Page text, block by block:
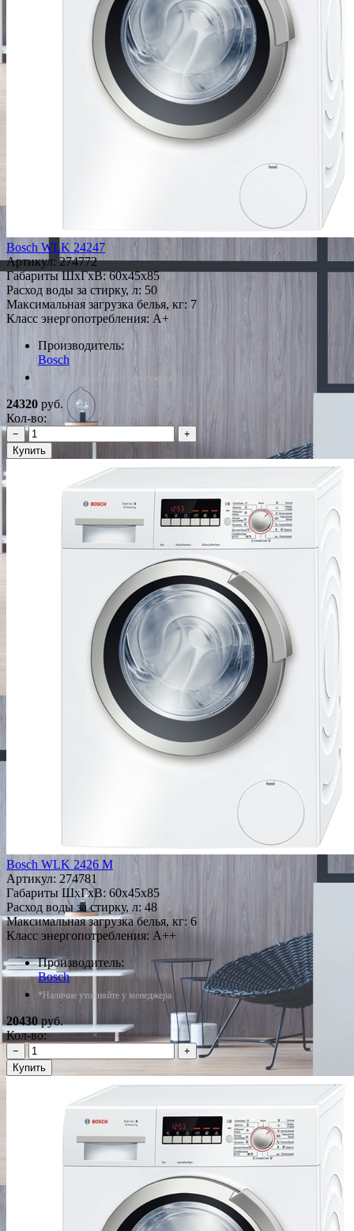
Bosch WLK 24247
Артикул: 274772
Габариты ШxГxВ: 60x45x85
Расход воды за стирку, л: 50
Максимальная загрузка белья, кг: 7
Класс энергопотребления: A+
Производитель:
Bosch
*Наличие уточняйте у менеджера
24320 руб.
Кол-во:
−
+
Купить
Bosch WLK 2426 M
Артикул: 274781
Габариты ШxГxВ: 60x45x85
Расход воды за стирку, л: 48
Максимальная загрузка белья, кг: 6
Класс энергопотребления: A++
Производитель:
Bosch
*Наличие уточняйте у менеджера
20430 руб.
Кол-во:
−
+
Купить